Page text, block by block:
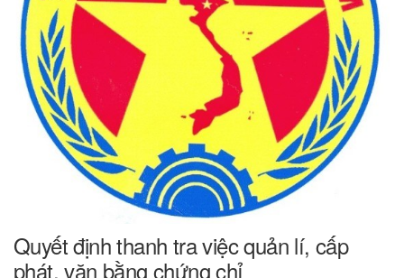
Quyết định thanh tra việc quản lí, cấp
phát, văn bằng chứng chỉ